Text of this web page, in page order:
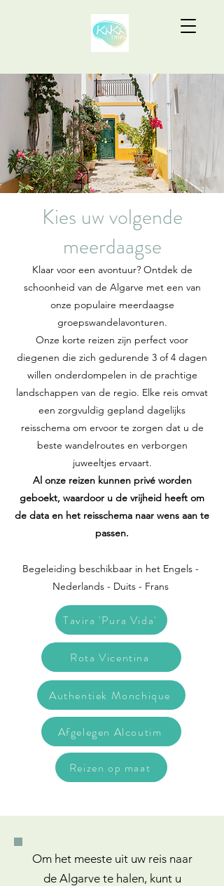
Kies uw volgende
meerdaagse
Klaar voor een avontuur? Ontdek de
schoonheid van de Algarve met een van
onze populaire meerdaagse
groepswandelavonturen.
Onze korte reizen zijn perfect voor
diegenen die zich gedurende 3 of 4 dagen
willen onderdompelen in de prachtige
landschappen van de regio. Elke reis omvat
een zorgvuldig gepland dagelijks
reisschema om ervoor te zorgen dat u de
beste wandelroutes en verborgen
juweeltjes ervaart.
Al onze reizen kunnen privé worden
geboekt, waardoor u de vrijheid heeft om
de data en het reisschema naar wens aan te
passen.
Begeleiding beschikbaar in het Engels -
Nederlands - Duits - Frans
Tavira 'Pura Vida'
Rota Vicentina
Authentiek Monchique
Afgelegen Alcoutim
Reizen op maat
Om het meeste uit uw reis naar
de Algarve te halen, kunt u